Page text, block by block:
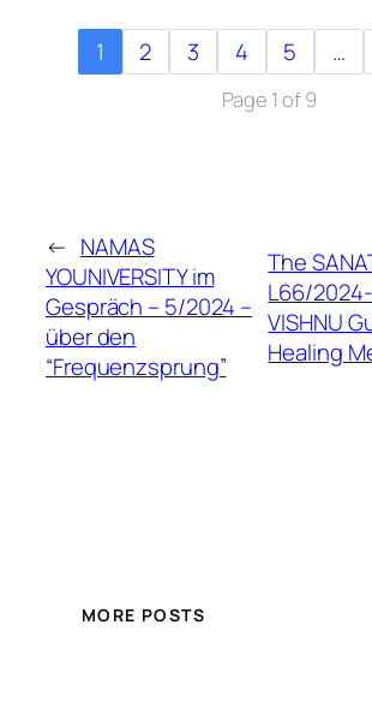
1 2 3 4 5 …
Page 1 of 9
← NAMAS
YOUNIVERSITY im
Gespräch – 5/2024 –
über den
“Frequenzsprung”
The
L66/
VISHNU
Healing
MORE POSTS